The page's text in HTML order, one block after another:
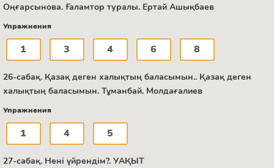
Оңғарсынова. Ғаламтор туралы. Ертай Ашықбаев
Упражнения
1 3 4 6 8
26-сабақ. Қазақ деген халықтың баласымын.. Қазақ деген
халықтың баласымын. Тұманбай. Молдағалиев
Упражнения
1 4 5
27-сабақ. Нені үйрендім?. УАҚЫТ